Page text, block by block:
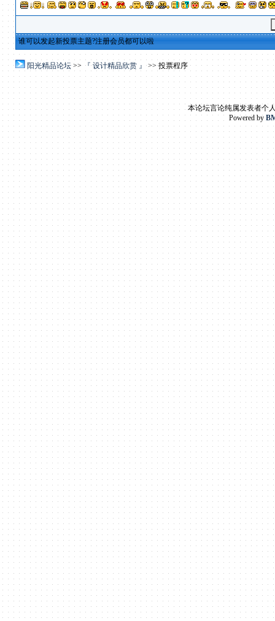
谁可以发起新投票主题?注册会员都可以啦
阳光精品论坛>> 『 设计精品欣赏 』 >> 投票程序
本论坛言论纯属发表者个
Powered by